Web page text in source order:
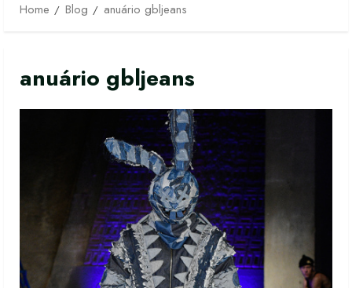
Home
Blog anuário gbljeans
anuário gbljeans